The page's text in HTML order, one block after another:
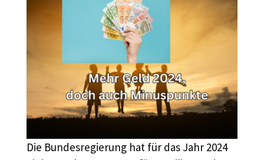
Die Bundesregierung hat für das Jahr 2024